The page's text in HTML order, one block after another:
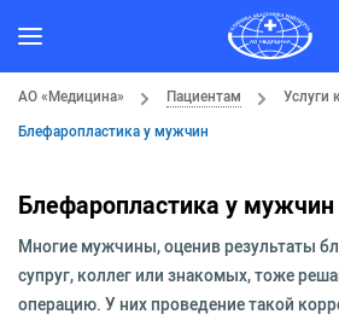
АО «Медицина» Пациентам
Услуги
Блефаропластика у мужчин
Блефаропластика у мужчин
Многие мужчины, оценив результаты
супруг, коллег или знакомых, тоже
операцию. У них проведение такой